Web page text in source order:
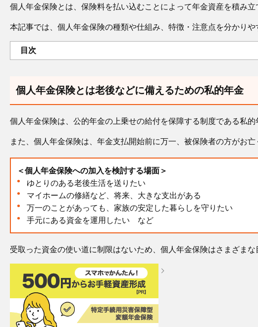
個人年金保険とは、保険料を払い込むことによって年金資産を積み
本記事では、個人年金保険の種類や仕組み、特徴・注意点を分かり
目次
個人年金保険とは老後などに備えるための私的年金
個人年金保険は、公的年金の上乗せの給付を保障する制度である私
また、個人年金保険は、年金支払開始前に万一、被保険者の方がお
＜個人年金保険への加入を検討する場面＞
ゆとりのある老後生活を送りたい
マイホームの修繕など、将来、大きな支出がある
万一のことがあっても、家族の安定した暮らしを守りたい
手元にある資金を運用したい など
受取った資金の使い道に制限はないため、個人年金保険はさまざまな